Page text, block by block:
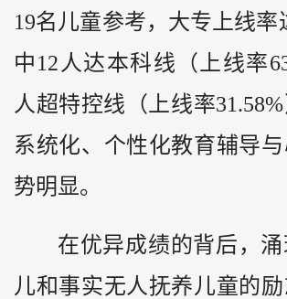
19名儿童参考，大专上线率
中12人达本科线（上线率
人超特控线（上线率
系统化、个性化教育辅导
势明显。
在优异成绩的背后，
儿和事实无人抚养儿童的